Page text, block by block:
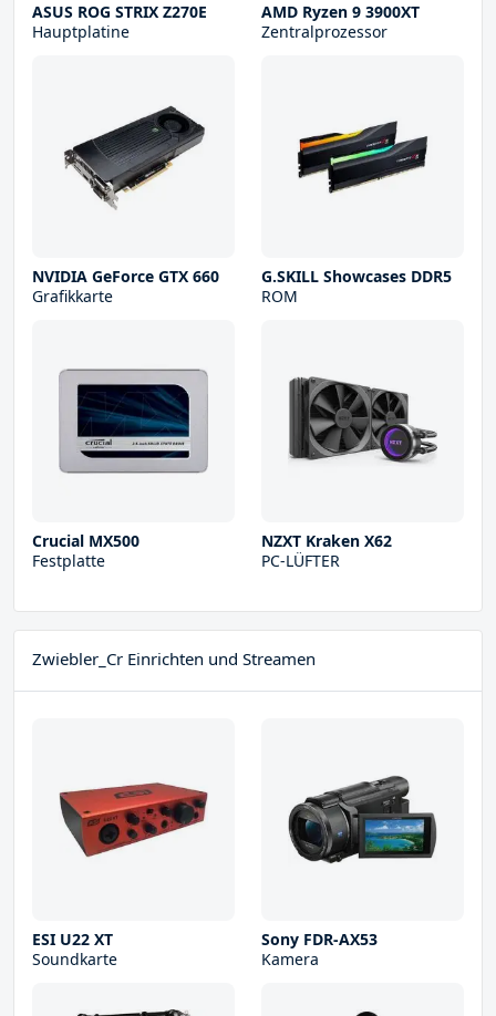
ASUS ROG STRIX Z270E
Hauptplatine
AMD Ryzen 9 3900XT
Zentralprozessor
NVIDIA GeForce GTX 660
Grafikkarte
G.SKILL Showcases DDR5
ROM
Crucial MX500
Festplatte
NZXT Kraken X62
PC-LÜFTER
Zwiebler_Cr Einrichten und Streamen
ESI U22 XT
Soundkarte
Sony FDR-AX53
Kamera